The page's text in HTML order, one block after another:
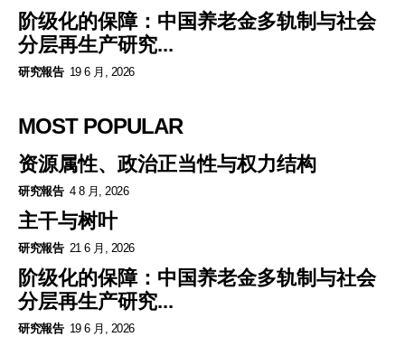
阶级化的保障：中国养老金多轨制与社会
分层再生产研究...
研究報告 19 6 月, 2026
MOST POPULAR
资源属性、政治正当性与权力结构
研究報告 4 8 月, 2026
主干与树叶
研究報告 21 6 月, 2026
阶级化的保障：中国养老金多轨制与社会
分层再生产研究...
研究報告 19 6 月, 2026